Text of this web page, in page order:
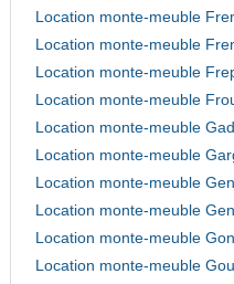
Location monte-meuble
Location monte-meuble
Location monte-meuble
Location monte-meuble
Location monte-meuble
Location monte-meuble
Location monte-meuble
Location monte-meuble
Location monte-meuble
Location monte-meuble